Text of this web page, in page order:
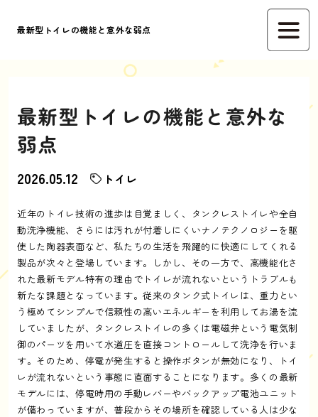
最新型トイレの機能と意外な弱点
最新型トイレの機能と意外な
弱点
2026.05.12 トイレ
近年のトイレ技術の進歩は目覚ましく、タンクレストイレや全自
動洗浄機能、さらには汚れが付着しにくいナノテクノロジーを駆
使した陶器表面など、私たちの生活を飛躍的に快適にしてくれる
製品が次々と登場しています。しかし、その一方で、高機能化さ
れた最新モデル特有の理由でトイレが流れないというトラブルも
新たな課題となっています。従来のタンク式トイレは、重力とい
う極めてシンプルで信頼性の高いエネルギーを利用してお湯を流
していましたが、タンクレストイレの多くは電磁弁という電気制
御のパーツを用いて水道圧を直接コントロールして洗浄を行いま
す。そのため、停電が発生すると操作ボタンが無効になり、トイ
レが流れないという事態に直面することになります。多くの最新
モデルには、停電時用の手動レバーやバックアップ電池ユニット
が備わっていますが、普段からその場所を確認している人は少な